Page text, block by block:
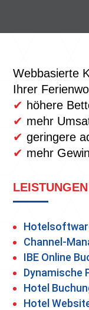
Webbasierte
Ihrer
✔ höhere
✔ mehr
✔ geringere
✔ mehr
LEISTUNGEN
Channel-
IBE Online
Dynamische
Hotel
Hotel